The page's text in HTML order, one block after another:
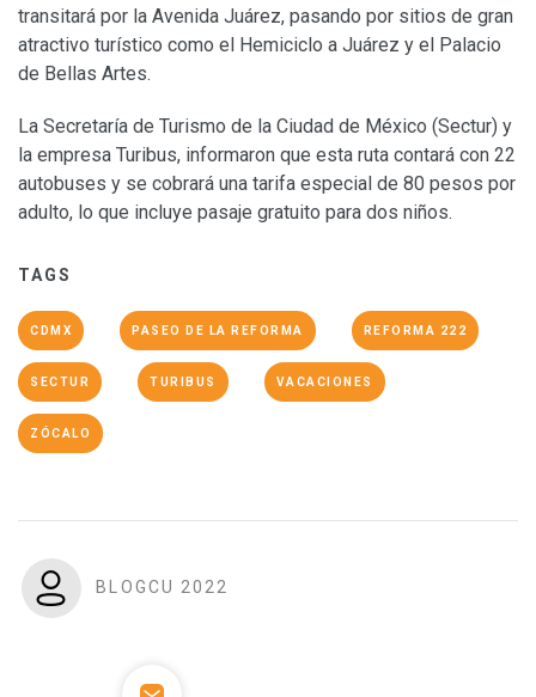
transitará por la Avenida Juárez, pasando por sitios de gran
atractivo turístico como el Hemiciclo a Juárez y el Palacio
de Bellas Artes.
La Secretaría de Turismo de la Ciudad de México (Sectur) y
la empresa Turibus, informaron que esta ruta contará con 22
autobuses y se cobrará una tarifa especial de 80 pesos por
adulto, lo que incluye pasaje gratuito para dos niños.
TAGS
CDMX PASEO DE LA REFORMA REFORMA 222
SECTUR TURIBUS VACACIONES
ZÓCALO
BLOGCU 2022